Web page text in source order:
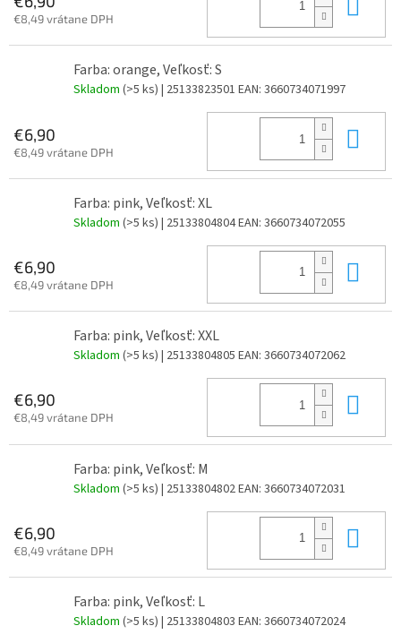
€8,49 vrátane DPH
Farba: orange, Veľkosť: S
Skladom (>5 ks) | 25133823501 EAN: 3660734071997
€6,90
€8,49 vrátane DPH
Farba: pink, Veľkosť: XL
Skladom (>5 ks) | 25133804804EAN: 3660734072055
€6,90
€8,49 vrátane DPH
Farba: pink, Veľkosť: XXL
Skladom (>5 ks) | 25133804805 EAN: 3660734072062
€6,90
€8,49 vrátane DPH
Farba: pink, Veľkosť: M
Skladom (>5 ks) | 25133804802EAN: 3660734072031
€6,90
€8,49 vrátane DPH
Farba: pink, Veľkosť: L
Skladom (>5 ks) | 25133804803 EAN: 3660734072024